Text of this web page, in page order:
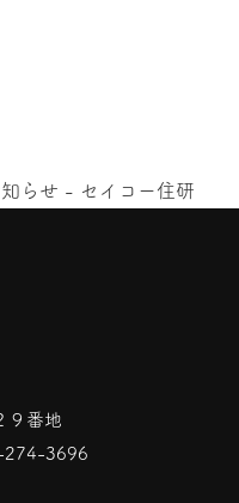
らせ - セイコー住研
９番地
3696